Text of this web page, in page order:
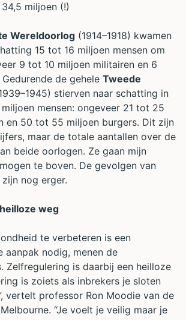
miljoen (!)
Wereldoorlog (1914–1918) kwamen
15 tot 16 miljoen mensen om
9 tot 10 miljoen militairen en 6
de gehele Tweede
stierven naar schatting in
mensen: ongeveer 21 tot 25
en 50 tot 55 miljoen burgers. Dit zijn
maar de totale aantallen over de
beide oorlogen. Ze gaan mijn
te boven. De gevolgen van
nog erger.
weg
te verbeteren is een
aanpak nodig, menen de
Zelfregulering is daarbij een heilloze
is zoiets als inbrekers je sloten
vertelt professor Ron Moodie van de
“Je voelt je veilig maar je